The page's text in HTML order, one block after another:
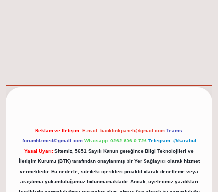
Reklam ve İletişim: E-mail: backlinkpaneli@gmail.com Teams:
forumhizmeti@gmail.com Whatsapp: 0262 606 0 726 Telegram: @karabul
Yasal Uyarı: Sitemiz, 5651 Sayılı Kanun gereğince Bilgi Teknolojileri ve
İletişim Kurumu (BTK) tarafından onaylanmış bir Yer Sağlayıcı olarak hizmet
vermektedir. Bu nedenle, sitedeki içerikleri proaktif olarak denetleme veya
araştırma yükümlülüğümüz bulunmamaktadır. Ancak, üyelerimiz yazdıkları